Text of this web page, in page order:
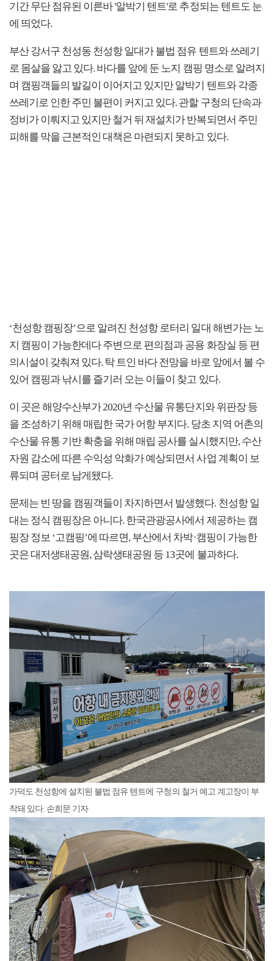
기간 무단 점유된 이른바 '알박기 텐트'로 추정되는 텐트도 눈
에 띄었다.
부산 강서구 천성동 천성항 일대가 불법 점유 텐트와 쓰레기
로 몸살을 앓고 있다. 바다를 앞에 둔 노지 캠핑 명소로 알려지
며 캠핑객들의 발길이 이어지고 있지만 알박기 텐트와 각종
쓰레기로 인한 주민 불편이 커지고 있다. 관할 구청의 단속과
정비가 이뤄지고 있지만 철거 뒤 재설치가 반복되면서 주민
피해를 막을 근본적인 대책은 마련되지 못하고 있다.
‘천성항 캠핑장’으로 알려진 천성항 로터리 일대 해변가는 노
지 캠핑이 가능한데다 주변으로 편의점과 공용 화장실 등 편
의시설이 갖춰져 있다. 탁 트인 바다 전망을 바로 앞에서 볼 수
있어 캠핑과 낚시를 즐기러 오는 이들이 찾고 있다.
이 곳은 해양수산부가 2020년 수산물 유통단지와 위판장 등
을 조성하기 위해 매립한 국가 어항 부지다. 당초 지역 어촌의
수산물 유통 기반 확충을 위해 매립 공사를 실시했지만, 수산
자원 감소에 따른 수익성 악화가 예상되면서 사업 계획이 보
류되며 공터로 남게됐다.
문제는 빈 땅을 캠핑객들이 차지하면서 발생했다. 천성항 일
대는 정식 캠핑장은 아니다. 한국관광공사에서 제공하는 캠
핑장 정보 ‘고캠핑’에 따르면, 부산에서 차박·캠핑이 가능한
곳은 대저생태공원, 삼락생태공원 등 13곳에 불과하다.
가덕도 천성항에 설치된 불법 점유 텐트에 구청의 철거 예고 계고장이 부
착돼 있다. 손희문 기자